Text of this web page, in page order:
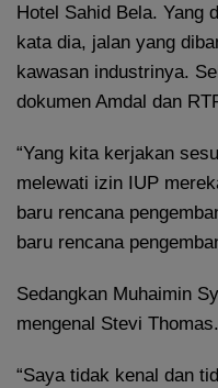
Hotel Sahid Bela. Yang
kata dia, jalan yang
kawasan industrinya.
dokumen Amdal dan
“Yang kita kerjakan
melewati izin IUP
baru rencana
baru rencana
Sedangkan Muhaimin
mengenal Stevi Thomas.
“Saya tidak kenal dan